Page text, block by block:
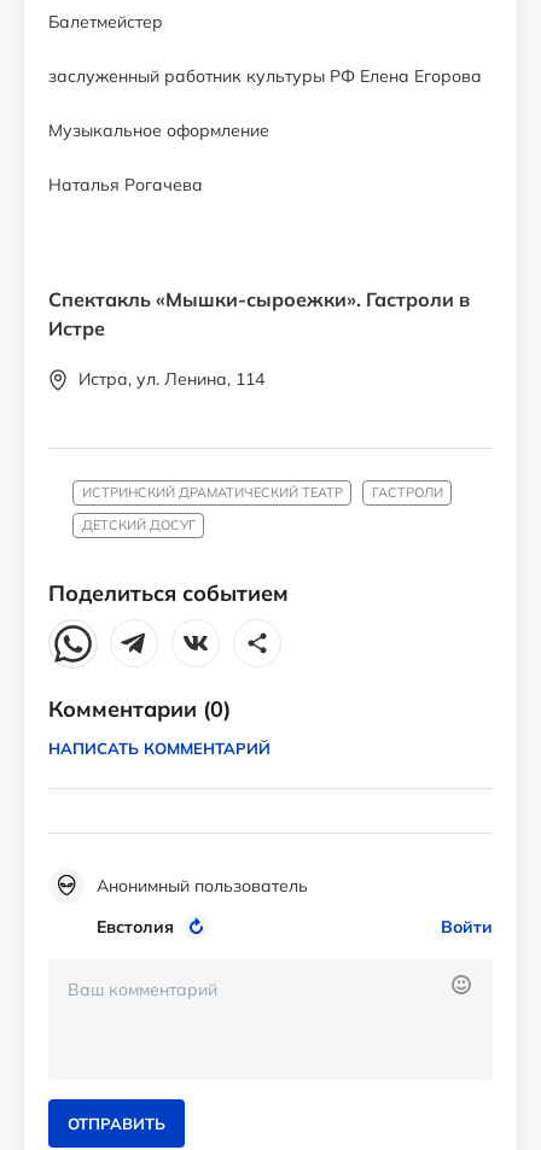
Балетмейстер
заслуженный работник культуры РФ Елена Егорова
Музыкальное оформление
Наталья Рогачева
Спектакль «Мышки-сыроежки». Гастроли в
Истре
Истра, ул. Ленина, 114
ИСТРИНСКИЙ ДРАМАТИЧЕСКИЙ ТЕАТР
ГАСТРОЛИ
ДЕТСКИЙ ДОСУГ
Поделиться событием
Комментарии (0)
НАПИСАТЬ КОММЕНТАРИЙ
Анонимный пользователь
Евстолия
Войти
ОТПРАВИТЬ